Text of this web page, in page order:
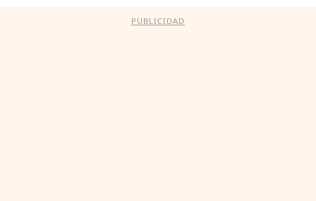
PUBLICIDAD